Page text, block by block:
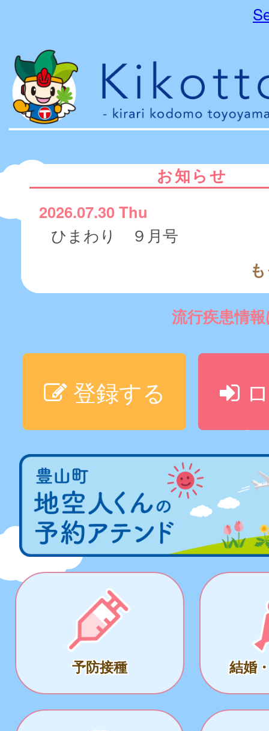
お知らせ
2026.07.30 Thu
ひまわり ９月号
流行疾患情
登録する
予防接種 結婚